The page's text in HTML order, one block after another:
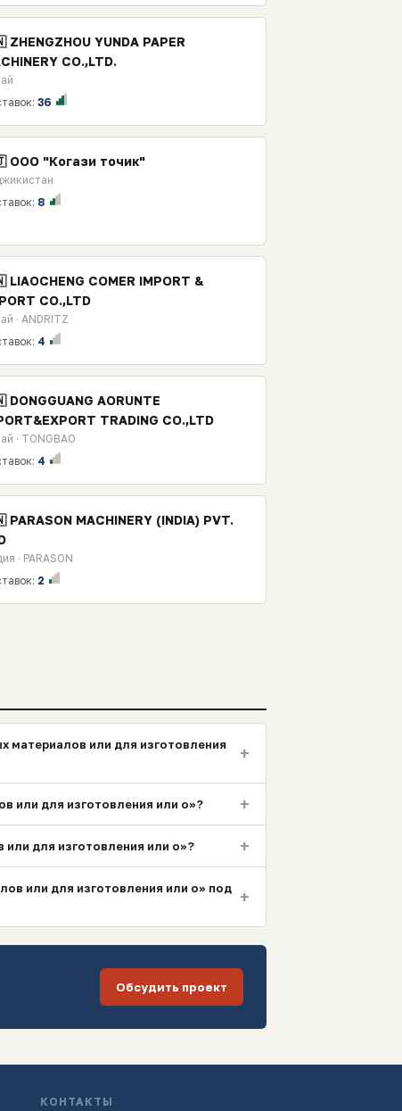
YUNDA PAPER
CO.,LTD.
36
ООО "Когази точик"
8
COMER IMPORT &
CO.,LTD
· ANDRITZ
4
AORUNTE
TRADING CO.,LTD
· TONGBAO
4
MACHINERY (INDIA) PVT.
· PARASON
2
материалов или для изготовления
+
или для изготовления или о»? +
для изготовления или о»? +
или для изготовления или о» под
+
Обсудить проект
КОНТАКТЫ